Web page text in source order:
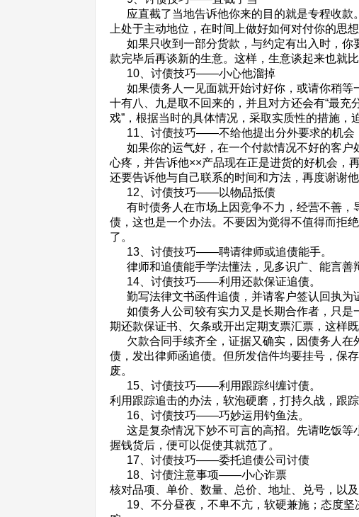
应直截了当地告诉他你来的目的就是专程收款
上处于主动地位，在时间上做好如何对付你的思想
如果只收到一部分货款，与约定有出入时，你
款完毕后再谈新的生意。这样，生意谈起来也就比
10、讨债技巧——小心他溜掉
如果债务人一见面就开始讨好你，或请你稍等
十有八、九是取不回来的，并且对方还会有“最充
戏”，根据当时的具体情况，采取实质性的措施，
11、讨债技巧——不给他提出分外要求的机会
如果你的运气好，在一个付款情况不好的客户
心疼，并告诉他××产品现在正是进货的好机会，
还要告诉他与自己联系的时间和方法，再度谢谢他
12、讨债技巧——以物品抵债
有时债务人在市场上因竞争不力，经营不善，
债，这也是一个办法。不要因为觉得不值得而拒
了。
13、讨债技巧——聘请律师或追债能手。
律师和追债能手学法懂法，见多识广、能言善
14、讨债技巧——利用还款保证追债。
勤写法律文书函件追债，并请客户签认回执为
如债务人公司较有实力又是长期合作者，只是
期还款保证书、欠条或开出定期支票汇票，这样
欠款合同手续齐全，证据又确实，因债务人在
债，发出律师函追债。但所发信件均要挂号，保
废。
15、讨债技巧——利用跟踪纠缠讨债。
利用跟踪追击的办法，软泡硬磨，打持久战，跟
16、讨债技巧——巧妙运用钓鱼法。
这是复杂情况下妙不可言的高招。先请吃饭等
握钱货后，便可以促使其就范了。
17、讨债技巧——委托追债公司讨债
18、讨债注意事项——小心诈票
核对品项、单价、数量、总价、地址、兑号，以
19、不分昼夜，不卑不亢，软硬兼施；态度坚